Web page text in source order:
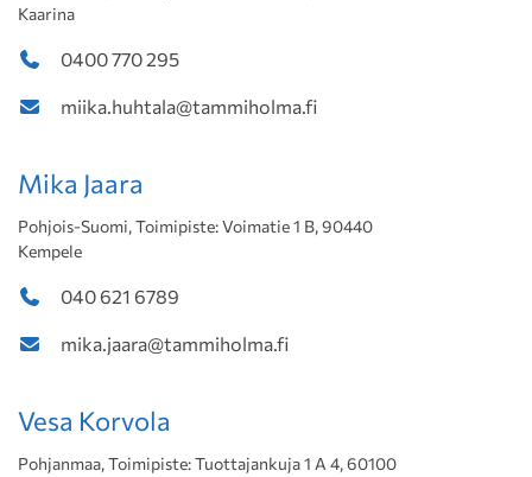
Kaarina
0400 770 295
miika.huhtala@tammiholma.fi
Mika Jaara
Pohjois-Suomi, Toimipiste: Voimatie 1 B, 90440
Kempele
040 621 6789
mika.jaara@tammiholma.fi
Vesa Korvola
Pohjanmaa, Toimipiste: Tuottajankuja 1 A 4, 60100